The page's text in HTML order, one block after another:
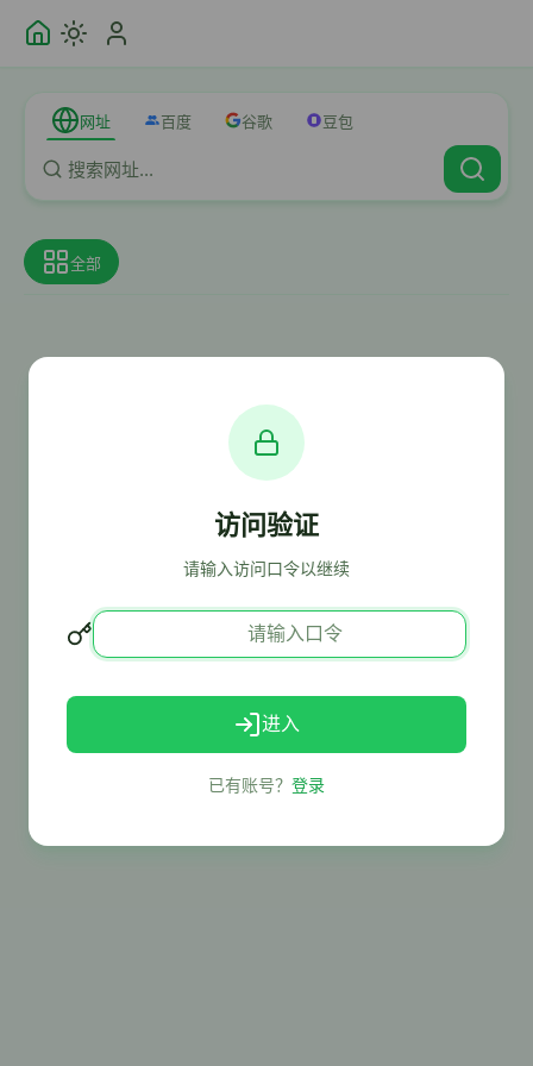
网址 百度 谷歌 豆包
全部
访问验证
请输入访问口令以继续
进入
已有账号？ 登录